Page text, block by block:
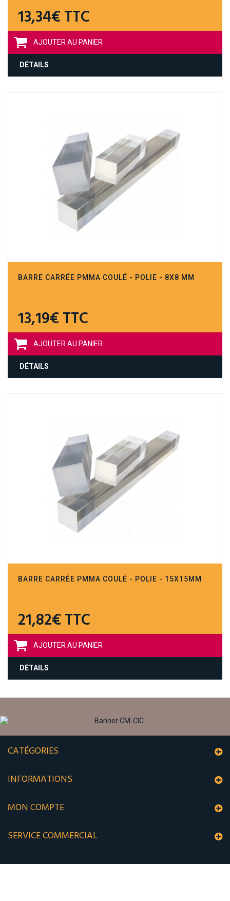
13,34€ TTC
AJOUTER AU PANIER
DÉTAILS
BARRE CARRÉE PMMA COULÉ - POLIE - 8X8 MM
13,19€ TTC
AJOUTER AU PANIER
DÉTAILS
BARRE CARRÉE PMMA COULÉ - POLIE - 15X15MM
21,82€ TTC
AJOUTER AU PANIER
DÉTAILS
CATÉGORIES
INFORMATIONS
MON COMPTE
SERVICE COMMERCIAL